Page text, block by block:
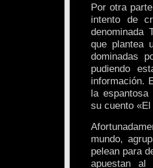
Por otra
intento de
denominada
que plantea
dominadas
pudiendo
información.
la
su cuento
mundo,
pelean para
apuestan al